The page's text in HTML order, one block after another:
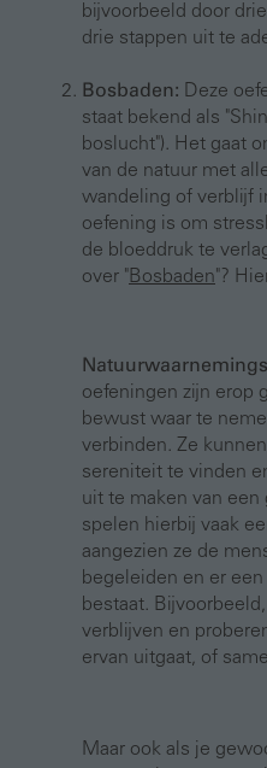
bijvoorbeeld door
drie stappen uit te
Bosbaden: Deze
staat bekend als
boslucht"). Het gaat
van de natuur met
wandeling of verblijf
oefening is om
de bloeddruk te
over "Bosbaden"?
oefeningen zijn erop
bewust waar te
verbinden. Ze
sereniteit te vinden
uit te maken van
spelen hierbij vaak
aangezien ze de
begeleiden en er
bestaat.
verblijven en
ervan uitgaat, of
Maar ook als je